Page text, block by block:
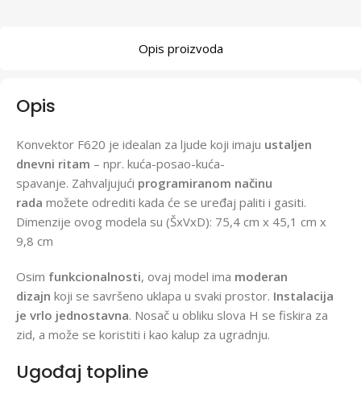
Opis proizvoda
Opis
Konvektor F620 je idealan za ljude koji imaju ustaljen
dnevni ritam – npr. kuća-posao-kuća-
spavanje. Zahvaljujući programiranom načinu
rada možete odrediti kada će se uređaj paliti i gasiti.
Dimenzije ovog modela su (ŠxVxD): 75,4 cm x 45,1 cm x
9,8 cm
Osim funkcionalnosti, ovaj model ima moderan
dizajn koji se savršeno uklapa u svaki prostor. Instalacija
je vrlo jednostavna. Nosač u obliku slova H se fiskira za
zid, a može se koristiti i kao kalup za ugradnju.
Ugođaj topline